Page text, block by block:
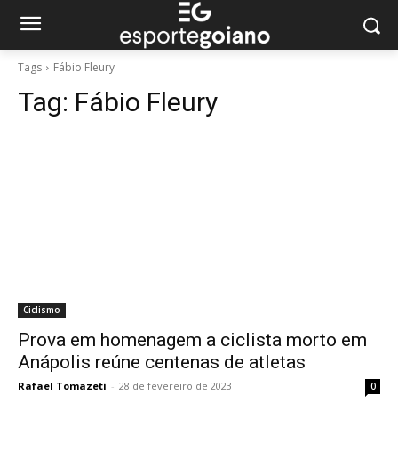
Tags Fábio Fleury
Tag: Fábio Fleury
Ciclismo
Prova em homenagem a ciclista morto em
Anápolis reúne centenas de atletas
Rafael Tomazeti - 28 de fevereiro de 2023 0